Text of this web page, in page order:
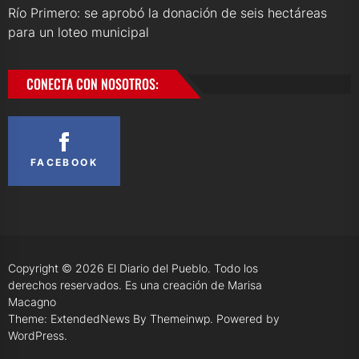
Río Primero: se aprobó la donación de seis hectáreas
para un loteo municipal
CONECTA CON NOSOTROS:
FACEBOOK
Copyright © 2026 El Diario del Pueblo. Todo los
derechos reservados. Es una creación de Marisa
Macagno
Theme: ExtendedNews By Themeinwp. Powered by
WordPress.